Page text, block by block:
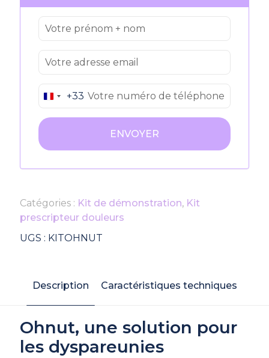
France
+33
UGS : KITOHNUT
Catégories : Kit de démonstration, Kit
prescripteur douleurs
Description Caractéristiques techniques
Ohnut, une solution pour
les dyspareunies